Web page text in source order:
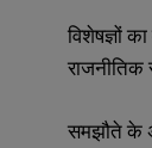
s
s
विशेषज्ञों
राजनीतिक
समझौते के